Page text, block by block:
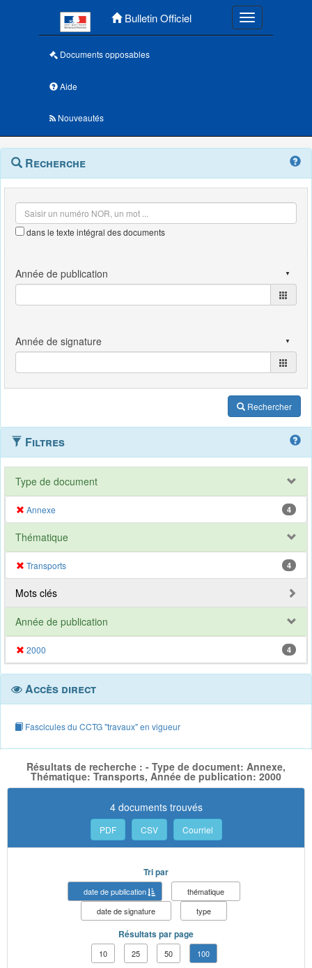
Bulletin Officiel Toggle
Documents opposables
Aide
Nouveautés
Navigation
outils
Menu
contextuel
Recherche
dans le texte intégral des documents
Rechercher
Filtres
Type de document
Annexe 4
Thématique
Transports 4
Mots clés
Année de publication
2000 4
Accès direct
Fascicules du CCTG "travaux" en vigueur
Résultats de recherche : - Type de document: Annexe,
Thématique: Transports, Année de publication: 2000
4 documents trouvés
PDF CSV Courriel
Tri par
date de publication
thématique
date de signature
type
Résultats par page
10 25 50 100